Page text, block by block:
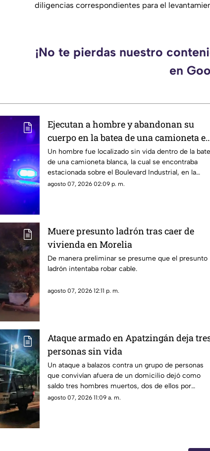
diligencias correspondientes para el
¡No te pierdas nuestro
en
Ejecutan a hombre y abandonan su
cuerpo en la batea de una camioneta
Uruapan
Un hombre fue localizado sin vida dentro de la
de una camioneta blanca, la cual se encontraba
estacionada sobre el Boulevard Industrial, en la
colonia 5 de Febrero en Uruapan, Michoacán, así lo
agosto 07, 2026 02:09 p. m.
Muere presunto ladrón tras caer de
vivienda en Morelia
De manera preliminar se presume que el presunto
ladrón intentaba robar cable.
agosto 07, 2026 12:11 p. m.
Ataque armado en Apatzingán deja
personas sin vida
Un ataque a balazos contra un grupo de personas
que convivían afuera de un domicilio dejó como
saldo tres hombres muertos, dos de ellos por
impactos de arma de fuego y uno más que
agosto 07, 2026 11:09 a. m.